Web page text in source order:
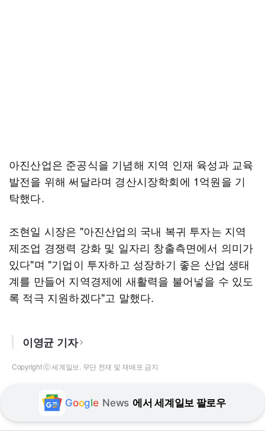
아진산업은 준공식을 기념해 지역 인재 육성과 교육
발전을 위해 써달라며 경산시장학회에 1억원을 기
탁했다.
조현일 시장은 "아진산업의 국내 복귀 투자는 지역
제조업 경쟁력 강화 및 일자리 창출측면에서 의미가
있다"며 "기업이 투자하고 성장하기 좋은 산업 생태
계를 만들어 지역경제에 새활력을 불어넣을 수 있도
록 적극 지원하겠다"고 말했다.
이영균 기자
Copyright ⓒ 세계일보. 무단 전재 및 재배포 금지
Google News 에서 세계일보 팔로우